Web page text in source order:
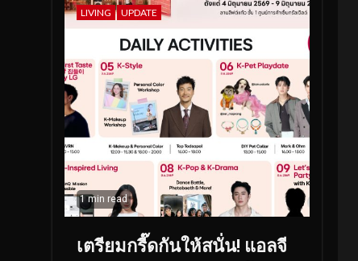
LIVING UPDATE
1 min read
เตรียมกรี๊ดกันให้สนั่น! แอลจี